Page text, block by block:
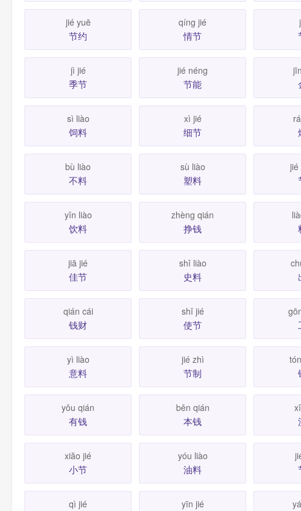
jié yuē
节约
qíng jié
情节
jì jié
季节
jié néng
节能
sì liào
饲料
xì jié
细节
bù liào
不料
sù liào
塑料
jié
yǐn liào
饮料
zhèng qián
挣钱
jiā jié
佳节
shǐ liào
史料
qián cái
钱财
shǐ jié
使节
yì liào
意料
jié zhì
节制
yǒu qián
有钱
běn qián
本钱
xiăo jié
小节
yóu liào
油料
qì jié yīn jié